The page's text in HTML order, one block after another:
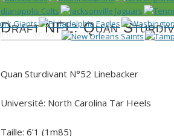
NEWS SAISON 2025
Draft NFL: Quan
Quan SturdivantN°52 Linebacker
Université: North Carolina Tar Heels
Taille: 6’1 (1m85)